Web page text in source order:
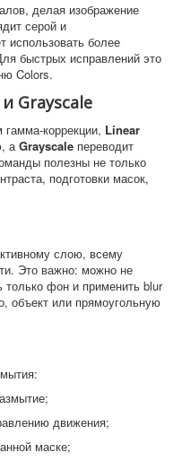
делая изображение
серой и
использовать более
быстрых исправлений это
Colors.
Grayscale
гамма-коррекции, Linear
аGrayscale переводит
полезны не только
подготовки масок,
слою, всему
Это важно: можно не
фон и применить blur
объект или прямоугольную
движения;
маске;